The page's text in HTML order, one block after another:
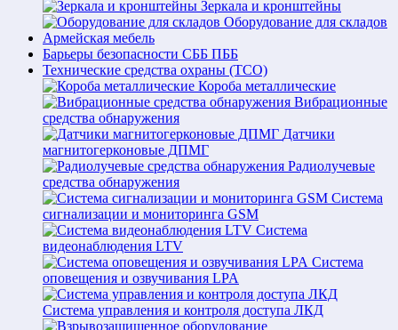
Зеркала и кронштейны
Оборудование для складов
Армейская мебель
Барьеры безопасности СББ ПББ
Технические средства охраны (ТСО)
Короба металлические
Вибрационные
средства обнаружения
Датчики
магнитогерконовые ДПМГ
Радиолучевые
средства обнаружения
Система
сигнализации и мониторинга GSM
Система
видеонаблюдения LTV
Система
оповещения и озвучивания LPA
Система управления и контроля доступа ЛКД